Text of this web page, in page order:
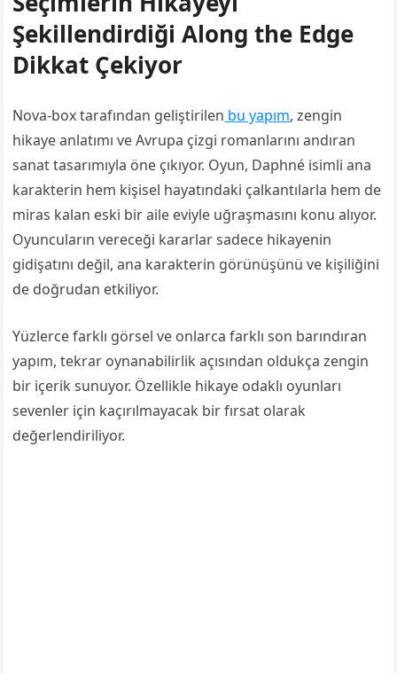
Şekillendirdiği Along the Edge
Dikkat Çekiyor
Nova-box tarafından geliştirilen bu yapım, zengin
hikaye anlatımı ve Avrupa çizgi romanlarını andıran
sanat tasarımıyla öne çıkıyor. Oyun, Daphné isimli ana
karakterin hem kişisel hayatındaki çalkantılarla hem de
miras kalan eski bir aile eviyle uğraşmasını konu alıyor.
Oyuncuların vereceği kararlar sadece hikayenin
gidişatını değil, ana karakterin görünüşünü ve kişiliğini
de doğrudan etkiliyor.
Yüzlerce farklı görsel ve onlarca farklı son barındıran
yapım, tekrar oynanabilirlik açısından oldukça zengin
bir içerik sunuyor. Özellikle hikaye odaklı oyunları
sevenler için kaçırılmayacak bir fırsat olarak
değerlendiriliyor.